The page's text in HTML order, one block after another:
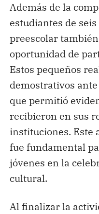
Además de la
estudiantes de
preescolar
oportunidad de
Estos pequeños
demostrativos
que permitió
recibieron en sus
instituciones. Este
fue fundamental
jóvenes en la
cultural.
Al finalizar la